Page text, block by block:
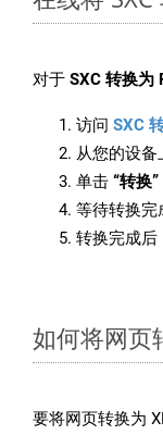
对于 SXC 转换为
访问 SXC
从您的设备
单击 “转换”
等待转换完
转换完成后
如何将网页
要将网页转换为